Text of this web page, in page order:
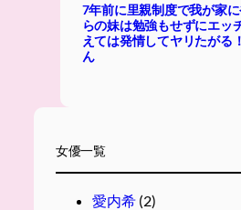
7年前に里親制度で我が家
らの妹は勉強もせずにエッ
えては発情してヤリたがる
ん
女優一覧
愛内希(2)